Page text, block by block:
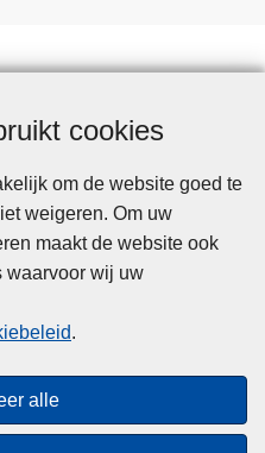
cookies
om de website goed te
weigeren. Om uw
maakt de website ook
waarvoor wij uw
.
alle